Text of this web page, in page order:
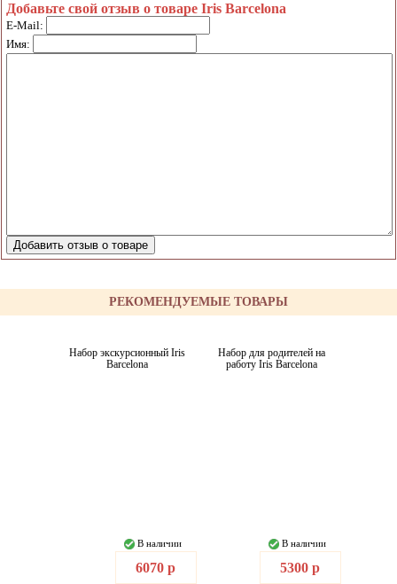
Добавьте свой отзыв о товаре Iris Barcelona
E-Mail:
Имя:
РЕКОМЕНДУЕМЫЕ ТОВАРЫ
Набор экскурсионный Iris
Barcelona
В наличии
6070 р
Набор для родителей на
работу Iris Barcelona
В наличии
5300 р